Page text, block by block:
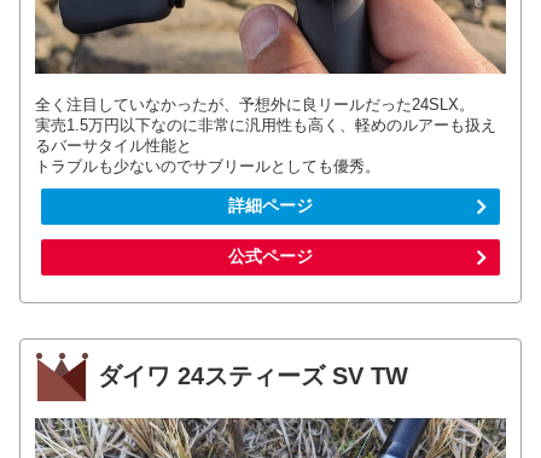
全く注目していなかったが、予想外に良リールだった24SLX。
実売1.5万円以下なのに非常に汎用性も高く、軽めのルアーも扱え
るバーサタイル性能と
トラブルも少ないのでサブリールとしても優秀。
詳細ページ
公式ページ
ダイワ 24スティーズ SV TW